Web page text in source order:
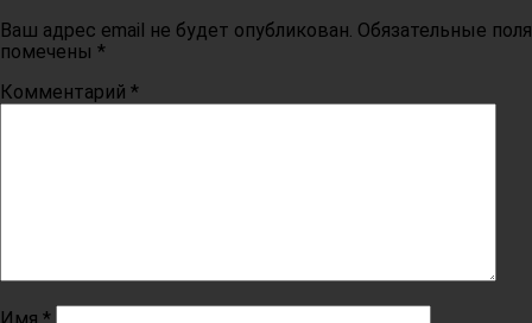
Ваш адрес email не будет опубликован. Обязательные поля
помечены *
Комментарий *